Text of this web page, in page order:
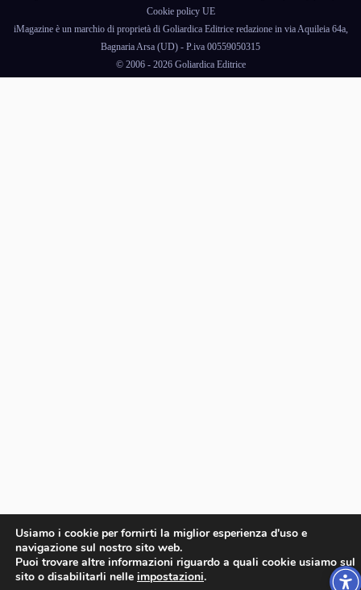
Cookie policy UE
iMagazine è un marchio di proprietà di Goliardica Editrice redazione in via Aquileia 64a,
Bagnaria Arsa (UD) - P.iva 00559050315
© 2006 - 2026 Goliardica Editrice
Usiamo i cookie per fornirti la miglior esperienza d'uso e
navigazione sul nostro sito web.
Puoi trovare altre informazioni riguardo a quali cookie usiamo sul
sito o disabilitarli nelle impostazioni.